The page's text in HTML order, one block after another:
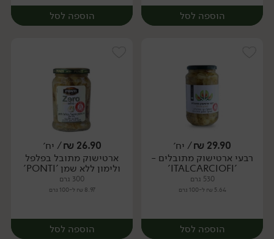
הוספה לסל
יח׳
הוספה לסל
יח׳
29.90
₪/ יח׳
רבעי ארטישוק מתובלים -
'ITALCARCIOFI'
530 גרם
5.64 ₪ ל-100 גרם
הוספה לסל
26.90
₪/ יח׳
ארטישוק מתובל בפלפל
ולימון ללא שמן 'PONTI'
300 גרם
8.97 ₪ ל-100 גרם
הוספה לסל